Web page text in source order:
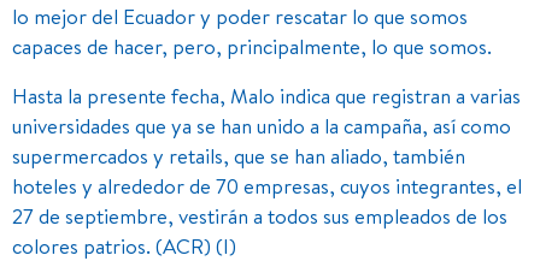
lo mejor del Ecuador y poder rescatar lo que somos
capaces de hacer, pero, principalmente, lo que somos.
Hasta la presente fecha, Malo indica que registran a varias
universidades que ya se han unido a la campaña, así como
supermercados y retails, que se han aliado, también
hoteles y alrededor de 70 empresas, cuyos integrantes, el
27 de septiembre, vestirán a todos sus empleados de los
colores patrios. (ACR) (I)